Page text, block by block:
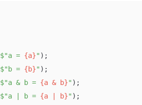
$"a = {a}" );
$"b = {b}" );
$"a & b = {a & b}" );
$"a | b = {a | b}" );